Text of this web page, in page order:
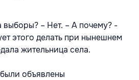
– Нет. – А почему? -
этого делать при нынешнем
жительница села.
объявлены